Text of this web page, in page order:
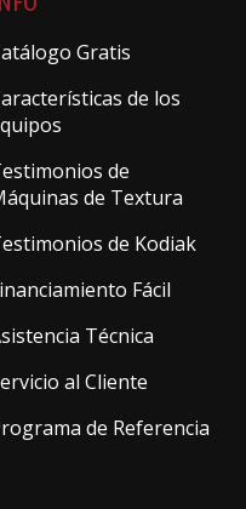
Gratis
de los
de
de Textura
de Kodiak
Fácil
Técnica
al Cliente
de Referencia